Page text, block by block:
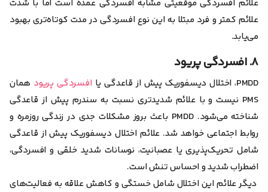
علائم افسردگی موقعیتی مشابه افسردگی عمده است اما با شدت
علائم کمتر و فرد مبتلا به این نوع افسردگی در مدت کوتاه‌تری بهبود
می‌یابد.
۸. افسردگی پریود
PMDD، اختلال دیسفوریک پیش از قاعدگی یا افسردگی پریود همان
PMS نیست و با علائم شدیدتری نسبت به سندرم پیش از قاعدگی
شناخته می‌شود. PMDD باعث بروز مشکلات جدی در زندگی روزمره و
روابط اجتماعی خواهد شد. علائم اختلال دیسفوریک پیش از قاعدگی
شامل تحریک‌پذیری یا عصبانیت، نوسانات شدید خلقی و افسردگی،
اضطراب شدید و احساس تنش است.
دیگر علائم این اختلال شامل خستگی و کاهش علاقه به فعالیت‌های